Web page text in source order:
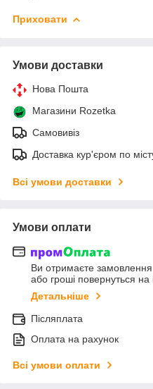
Приховати
Умови доставки
Нова Пошта
Магазини Rozetka
Самовивіз
Доставка кур'єром по
Всі умови доставки
Умови оплати
Ви отримаєте замовлення
або гроші повернуться на
Детальніше
Післяплата
Оплата на рахунок
Всі умови оплати